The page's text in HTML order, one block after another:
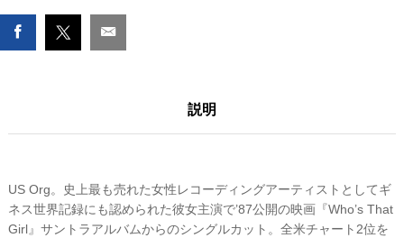
JIMMY,
JIMMY
説明
US Org。史上最も売れた女性レコーディングアーティストとしてギ
ネス世界記録にも認められた彼女主演で’87公開の映画『Who’s That
Girl』サントラアルバムからのシングルカット。全米チャート2位を